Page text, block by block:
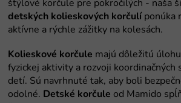
detských kolieskových korčulí
Kolieskové korčule
Detské korčule